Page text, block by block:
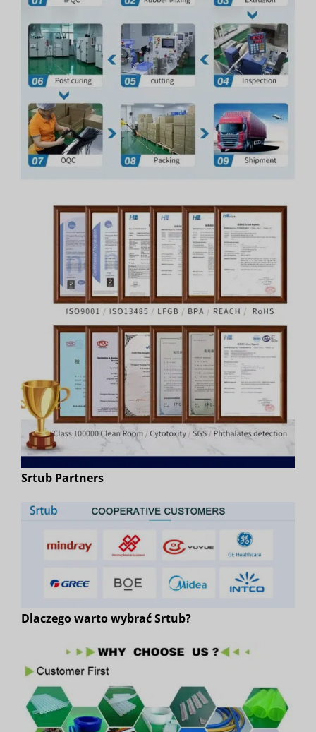
Srtub Partners
Dlaczego warto wybrać Srtub?